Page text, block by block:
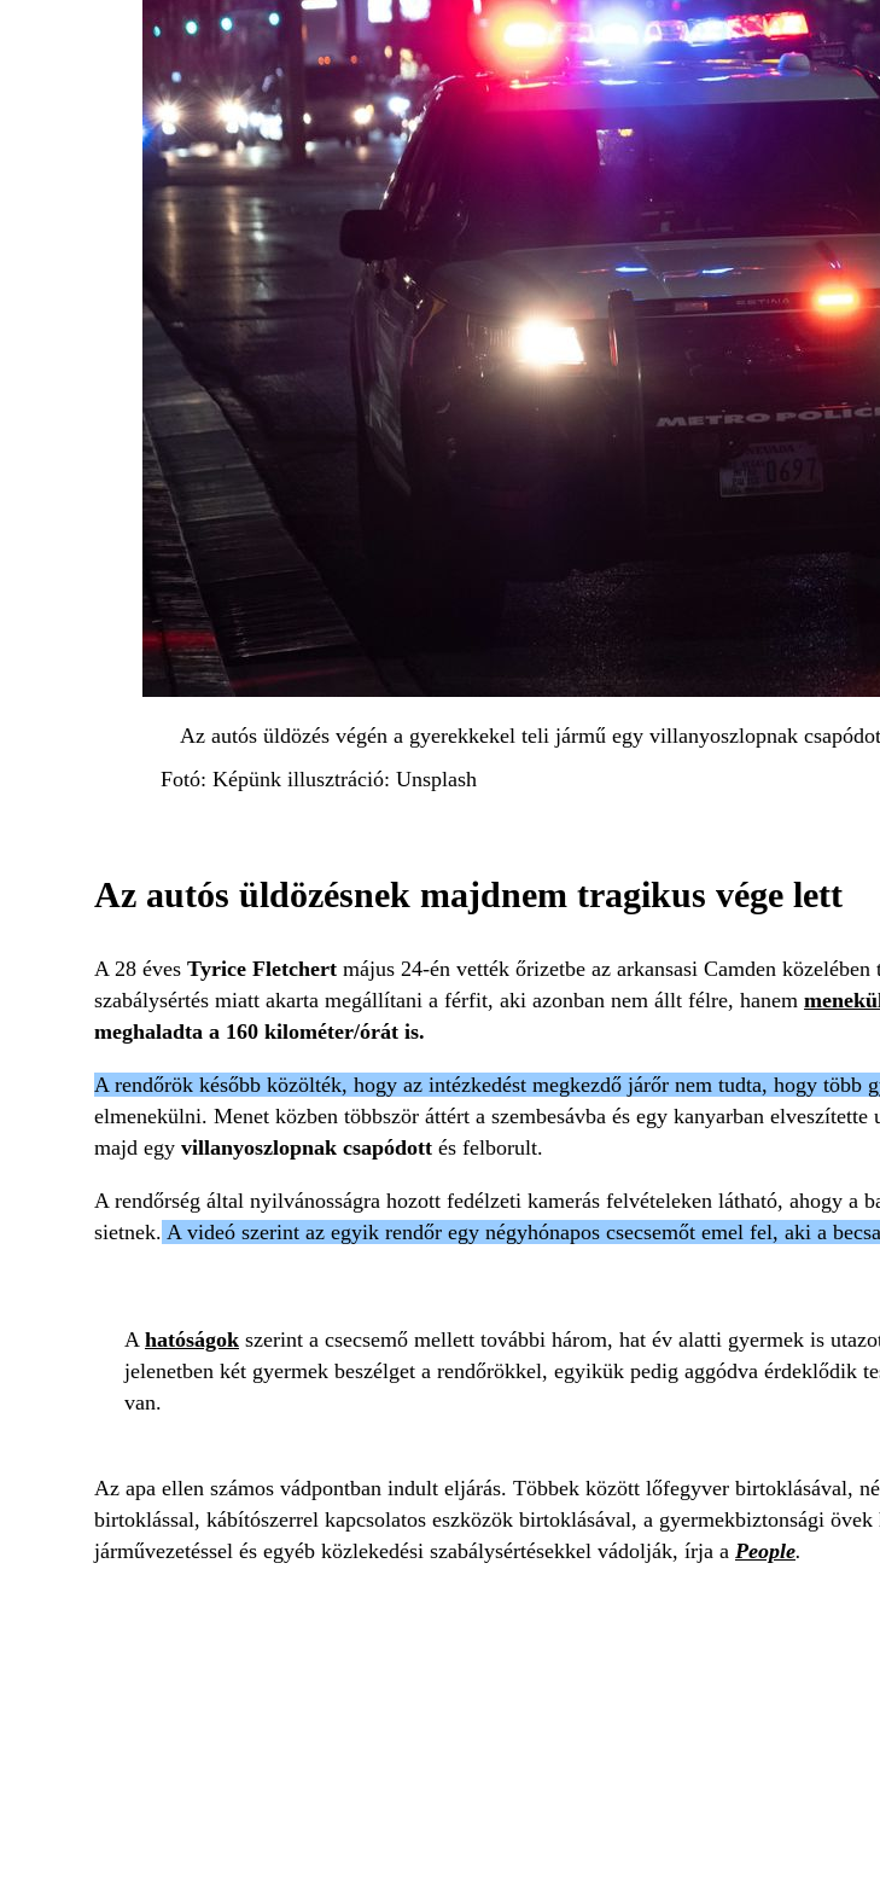
Az autós üldözés végén a gyerekkekel teli jármű egy villanyoszlopnak
Fotó: Képünk illusztráció: Unsplash
Az autós üldözésnek majdnem tragikus vége lett
A 28 éves Tyrice Fletchert május 24-én vették őrizetbe az arkansasi Camden
szabálysértés miatt akarta megállítani a férfit, aki azonban nem állt félre, hanem
meghaladta a 160 kilométer/órát is.
A rendőrök később közölték, hogy az intézkedést megkezdő járőr nem tudta, hogy több
elmenekülni. Menet közben többször áttért a szembesávba és egy kanyarban
majd egy villanyoszlopnak csapódott és felborult.
A rendőrség által nyilvánosságra hozott fedélzeti kamerás felvételeken látható, ahogy a
sietnek. A videó szerint az egyik rendőr egy négyhónapos csecsemőt emel fel, aki a
A hatóságok szerint a csecsemő mellett további három, hat év alatti gyermek is
jelenetben két gyermek beszélget a rendőrökkel, egyikük pedig aggódva érdeklődik
van.
Az apa ellen számos vádpontban indult eljárás. Többek között lőfegyver birtoklásával,
birtoklással, kábítószerrel kapcsolatos eszközök birtoklásával, a gyermekbiztonsági
járművezetéssel és egyéb közlekedési szabálysértésekkel vádolják, írja a People.